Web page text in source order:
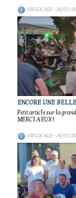
VIE LOCALE- 24/07/
ENCORE UNE
Petit article sur la
MERCI A EUX !.
VIE LOCALE- 24/07/